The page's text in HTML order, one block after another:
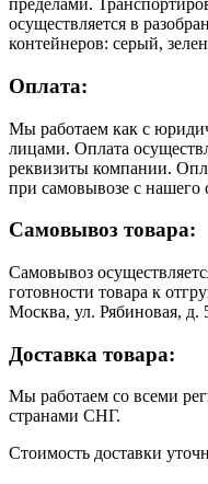
пределами.
осуществляется в
контейнеров: серый,
Оплата:
Мы работаем как с
лицами. Оплата
реквизиты компании.
при самовывозе с нашего
Самовывоз товара:
Самовывоз
готовности товара к
Москва, ул. Рябиновая, д.
Доставка товара:
Мы работаем со всеми
странами СНГ.
Стоимость доставки